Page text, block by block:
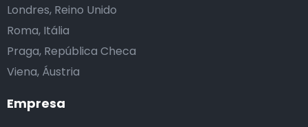
Empresa
Londres, Reino Unido
Roma, Itália
Praga, República Checa
Viena, Áustria